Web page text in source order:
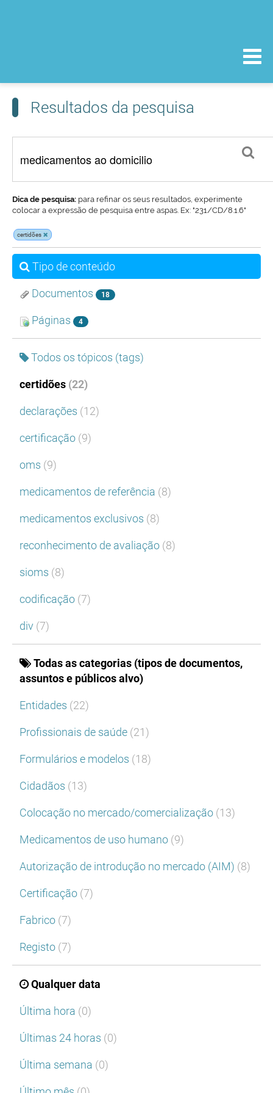
Resultados da pesquisa
Dica de pesquisa: para refinar os seus resultados, experimente
colocar a expressão de pesquisa entre aspas. Ex: "231/CD/8.1.6"
certidões
Tipo de conteúdo
Documentos 18
Páginas 4
Todos os tópicos (tags)
certidões (22)
declarações (12)
certificação (9)
oms (9)
medicamentos de referência (8)
medicamentos exclusivos (8)
reconhecimento de avaliação (8)
sioms (8)
codificação (7)
div (7)
Todas as categorias (tipos de documentos,
assuntos e públicos alvo)
Entidades (22)
Profissionais de saúde (21)
Formulários e modelos (18)
Cidadãos (13)
Colocação no mercado/comercialização (13)
Medicamentos de uso humano (9)
Autorização de introdução no mercado (AIM) (8)
Certificação (7)
Fabrico (7)
Registo (7)
Qualquer data
Última hora (0)
Últimas 24 horas (0)
Última semana (0)